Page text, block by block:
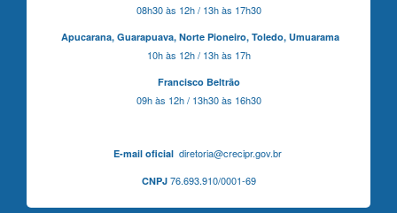
08h30 às 12h / 13h às 17h30
Apucarana, Guarapuava, Norte Pioneiro, Toledo, Umuarama
10h às 12h / 13h às 17h
Francisco Beltrão
09h às 12h / 13h30 às 16h30
E-mail oficialdiretoria@crecipr.gov.br
CNPJ76.693.910/0001-69